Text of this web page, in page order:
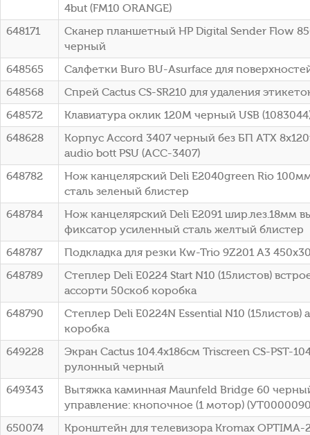
4but (FM10 ORANGE)
648171
Сканер планшетный HP Digital Sender Flow
черный
648565
Салфетки Buro BU-Asurface для
648568
Спрей Cactus CS-SR210 для удаления
648572
Клавиатура оклик 120M черный USB
648628
Корпус Accord 3407 черный без БП ATX
audio bott PSU (ACC-3407)
648782
Нож канцелярский Deli E2040green Rio
сталь зеленый блистер
648784
Нож канцелярский Deli E2091 шир.лез.18мм
фиксатор усиленный сталь желтый блистер
648787
Подкладка для резки Kw-Trio 9Z201 A3
648789
Степлер Deli E0224 Start N10 (15листов)
ассорти 50скоб коробка
648790
Степлер Deli E0224N Essential N10
коробка
649228
Экран Cactus 104.4x186см Triscreen CS-PST-
рулонный черный
649343
Вытяжка каминная Maunfeld Bridge 60
управление: кнопочное (1 мотор)
650074
Кронштейн для телевизора Kromax